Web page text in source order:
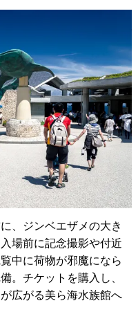
、ジンベエザメの大き
場前に記念撮影や付近
中に荷物が邪魔になら
。チケットを購入し、
広がる美ら海水族館へ